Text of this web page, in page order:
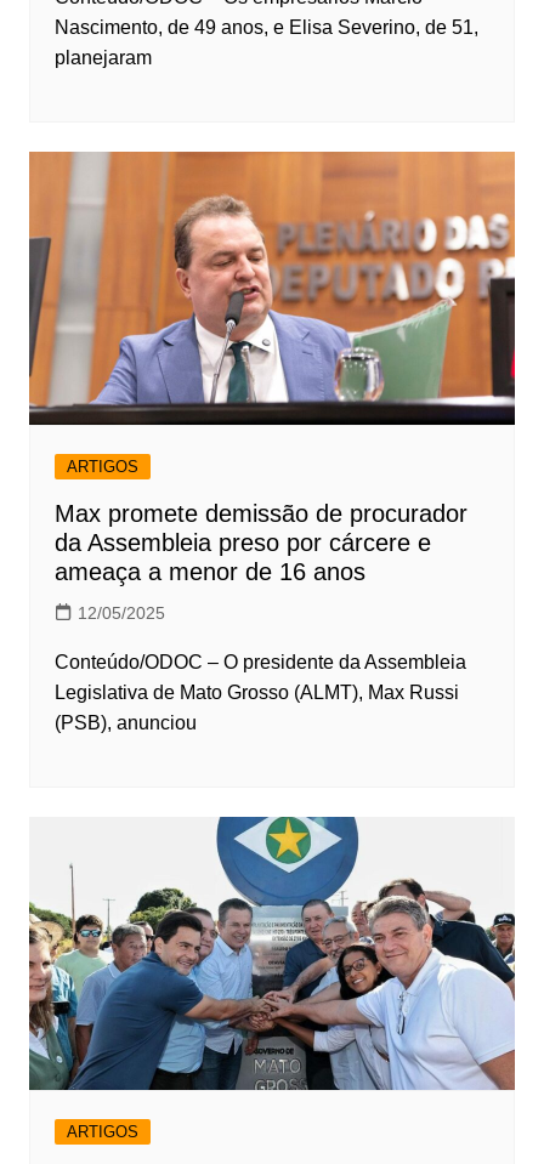
Nascimento, de 49 anos, e Elisa Severino, de 51,
planejaram
ARTIGOS
Max promete demissão de procurador
da Assembleia preso por cárcere e
ameaça a menor de 16 anos
12/05/2025
Conteúdo/ODOC – O presidente da Assembleia
Legislativa de Mato Grosso (ALMT), Max Russi
(PSB), anunciou
ARTIGOS